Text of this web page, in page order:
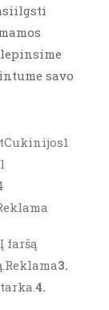
savo
Į faršą
3.
4.